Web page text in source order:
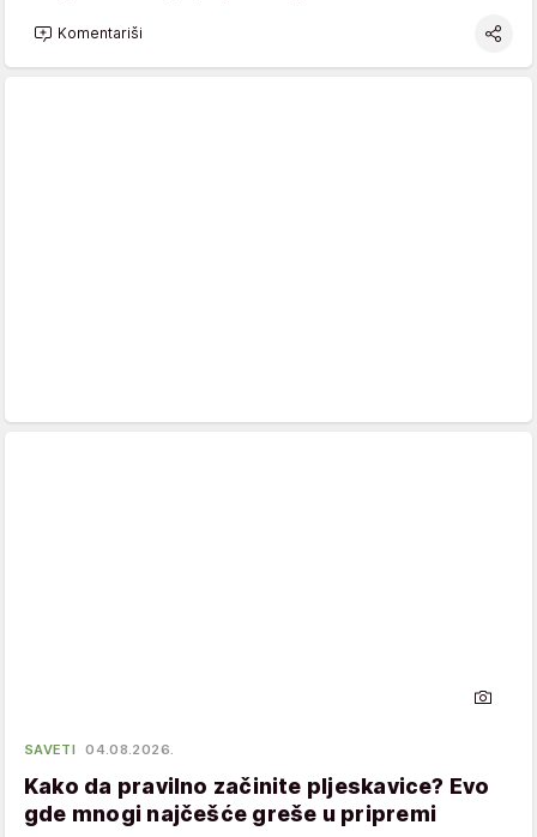
Komentariši
SAVETI 04.08.2026.
Kako da pravilno začinite pljeskavice? Evo
gde mnogi najčešće greše u pripremi